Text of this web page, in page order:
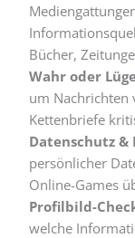
Bücher,
Wahr oder
um Nachrichten
Kettenbriefe
Datenschutz &
persönlicher
Online-Games
Profilbild-
welche